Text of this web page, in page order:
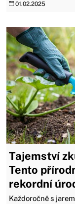
01.02.2025
Tajemství
Tento
rekordní
Každoročně s